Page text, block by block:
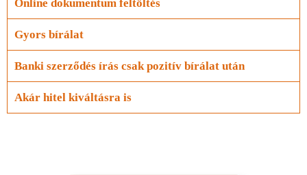
Online dokumentum feltöltés
Gyors bírálat
Banki szerződés írás csak pozitív bírálat után
Akár hitel kiváltásra is